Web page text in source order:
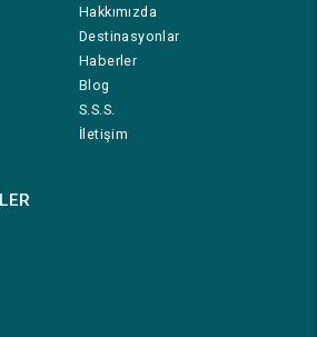
Hakkımızda
Destinasyonlar
Haberler
Blog
S.S.S.
İletişim